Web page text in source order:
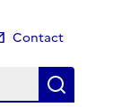
Contact